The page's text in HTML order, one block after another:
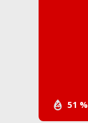
51 %